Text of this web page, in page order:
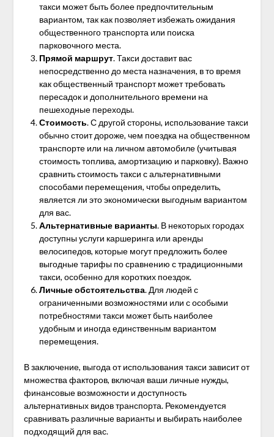
такси может быть более предпочтительным
вариантом, так как позволяет избежать ожидания
общественного транспорта или поиска
парковочного места.
Прямой маршрут. Такси доставит вас
непосредственно до места назначения, в то время
как общественный транспорт может требовать
пересадок и дополнительного времени на
пешеходные переходы.
Стоимость. С другой стороны, использование такси
обычно стоит дороже, чем поездка на общественном
транспорте или на личном автомобиле (учитывая
стоимость топлива, амортизацию и парковку). Важно
сравнить стоимость такси с альтернативными
способами перемещения, чтобы определить,
является ли это экономически выгодным вариантом
для вас.
Альтернативные варианты. В некоторых городах
доступны услуги каршеринга или аренды
велосипедов, которые могут предложить более
выгодные тарифы по сравнению с традиционными
такси, особенно для коротких поездок.
Личные обстоятельства. Для людей с
ограниченными возможностями или с особыми
потребностями такси может быть наиболее
удобным и иногда единственным вариантом
перемещения.
В заключение, выгода от использования такси зависит от
множества факторов, включая ваши личные нужды,
финансовые возможности и доступность
альтернативных видов транспорта. Рекомендуется
сравнивать различные варианты и выбирать наиболее
подходящий для вас.